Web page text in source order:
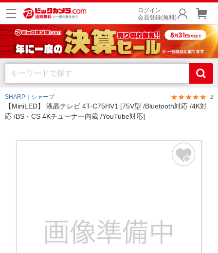
ログイン
会員登録(無料)
SHARP｜シャープ 2
【MiniLED】 液晶テレビ 4T-C75HV1 [75V型 /Bluetooth対応 /4K対
応 /BS・CS 4Kチューナー内蔵 /YouTube対応]